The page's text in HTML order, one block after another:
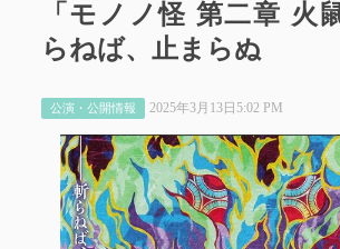
「モノノ怪 第二章
らねば、止まらぬ
公演・公開情報 2025年3月13日5:02 PM